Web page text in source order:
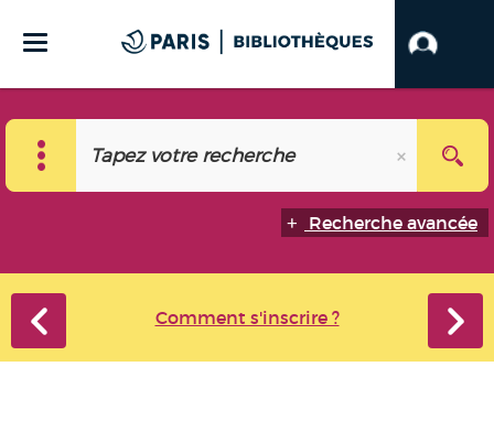
Recherche avancée
Comment s'inscrire ?